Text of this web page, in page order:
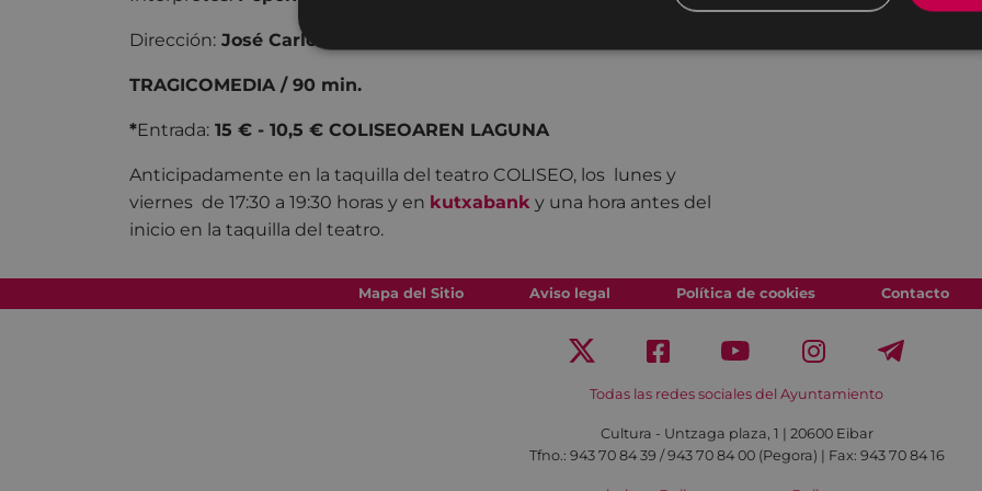
Dirección: José Carlos Plaza
TRAGICOMEDIA / 90 min.
*Entrada: 15 € - 10,5 € COLISEOAREN LAGUNA
Anticipadamente en la taquilla del teatro COLISEO, los lunes y
viernes de 17:30 a 19:30 horas y en kutxabank y una hora antes del
inicio en la taquilla del teatro.
Mapa del Sitio Aviso legal Política de cookies Contacto
Todas las redes sociales del Ayuntamiento
Cultura - Untzaga plaza, 1 | 20600 Eibar
Tfno.: 943 70 84 39 / 943 70 84 00 (Pegora) | Fax: 943 70 84 16